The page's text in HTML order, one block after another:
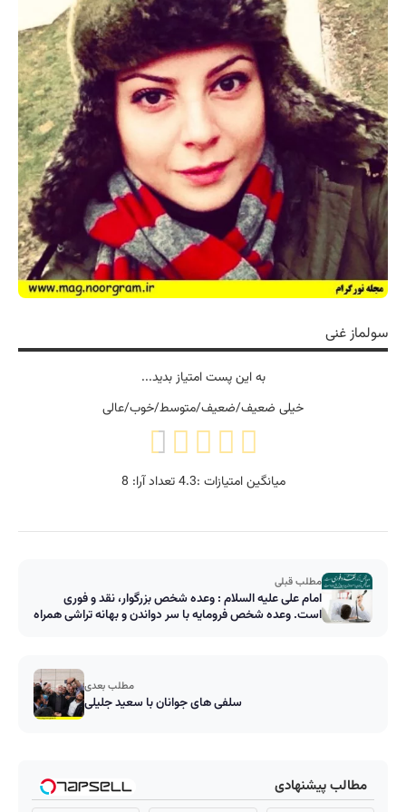
سولماز غنی
به این پست امتیاز بدید...
خیلی ضعیف/ضعیف/متوسط/خوب/عالی
میانگین امتیازات :4.3تعداد آرا: 8
مطلب قبلی
امام على عليه السلام : وعده شخص بزرگوار، نقد و فورى
است. وعده شخص فرومايه با سر دواندن و بهانه تراشى همراه
مطلب بعدی
سلفی های جوانان با سعید جلیلی
مطالب پیشنهادی